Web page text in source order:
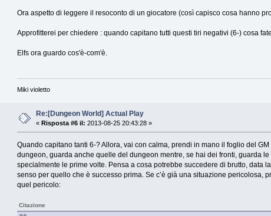
Ora aspetto di leggere il resoconto di un giocatore (così capisco cosa hanno
Approfitterei per chiedere : quando capitano tutti questi tiri negativi (6-) cosa
Elfs ora guardo cos'è-com'è.
Miki violetto
Re:[Dungeon World] Actual Play
«Risposta #6 il: 2013-08-25 20:43:28 »
Quando capitano tanti 6-? Allora, vai con calma, prendi in mano il foglio del
dungeon, guarda anche quelle del dungeon mentre, se hai dei fronti, guarda
specialmente le prime volte. Pensa a cosa potrebbe succedere di brutto, data
senso per quello che è successo prima. Se c’è già una situazione pericolosa,
quel pericolo:
Citazione